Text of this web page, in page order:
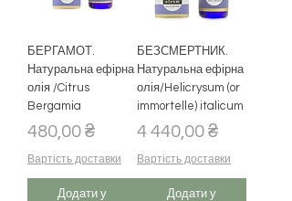
БЕРГАМОТ.
Натуральна ефірна
олія /Citrus
Bergamia
Ціна
480,00 ₴
Вартість доставки
Додати у
БЕЗСМЕРТНИК.
Натуральна ефірна
олія/Helicrysum (or
immortelle) italicum
Ціна
4 440,00 ₴
Вартість доставки
Додати у